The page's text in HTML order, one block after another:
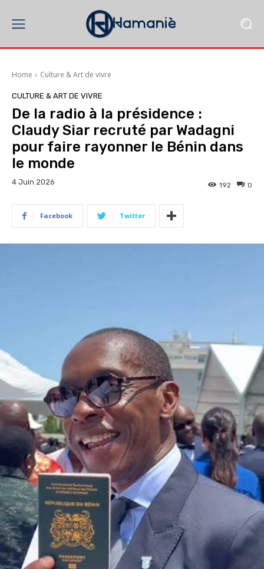
Home Culture & Art de vivre
CULTURE & ART DE VIVRE
De la radio à la présidence :
Claudy Siar recruté par Wadagni
pour faire rayonner le Bénin dans
le monde
4 Juin 2026 0
192
Facebook Twitter